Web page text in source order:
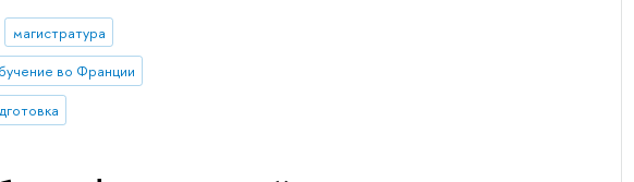
магистратура
во Франции